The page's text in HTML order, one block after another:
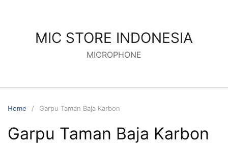
MIC STORE INDONESIA
MICROPHONE
Home Garpu Taman Baja Karbon
Garpu Taman Baja Karbon